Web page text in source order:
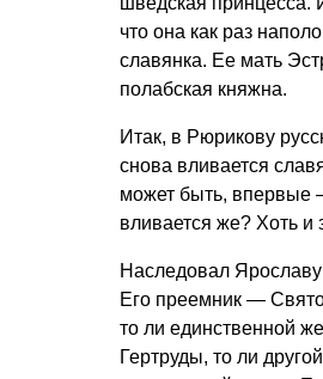
что она как раз
славянка. Ее мать
полабская княжна.
Итак, в Рюрикову
снова вливается
может быть, впервые
вливается же? Хоть и
Наследовал
Его преемник —
то ли единственной
Гертруды, то ли